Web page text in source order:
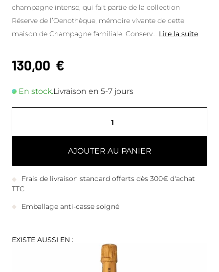
champagne intense, qui fait partie de la collection
Réserve de l’Oenothèque, mémoire vivante de cette
maison de Champagne familiale. Conserv
Lire la suite
130,00 €
En stock.Livraison en 5-7 jours
AJOUTER AU PANIER
Frais de livraison standard offerts dès 300€ d'achat
TTC
Emballage anti-casse soigné
EXISTE AUSSI EN :